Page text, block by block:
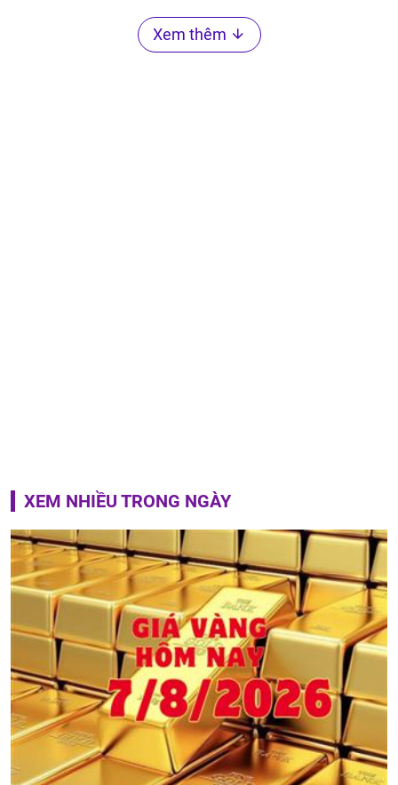
Xem thêm
XEM NHIỀU TRONG NGÀY